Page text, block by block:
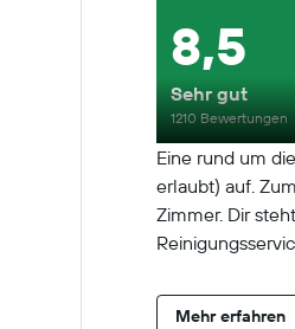
Eine rund um
erlaubt) auf.
Zimmer. Dir
Mehr erfahren
8,5
Sehr gut
1210 Bewertungen